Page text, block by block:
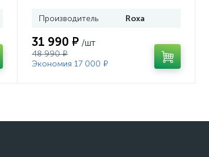
Производитель Roxa
31 990 ₽ /шт
48 990 ₽
Экономия 17 000 ₽